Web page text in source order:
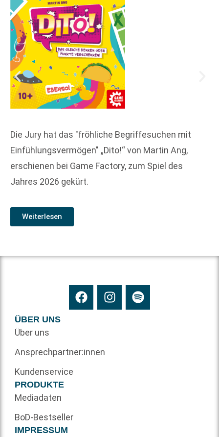
Die Jury hat das "fröhliche Begriffesuchen mit
Einfühlungsvermögen" „Dito!“ von Martin Ang,
erschienen bei Game Factory, zum Spiel des
Jahres 2026 gekürt.
Weiterlesen
ÜBER UNS
Über uns
Ansprechpartner:innen
Kundenservice
PRODUKTE
Mediadaten
BoD-Bestseller
IMPRESSUM